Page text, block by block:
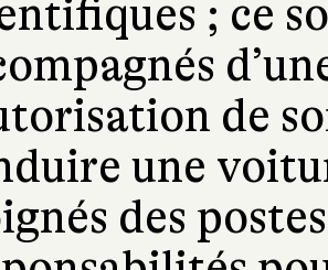
; ce
de
une
des